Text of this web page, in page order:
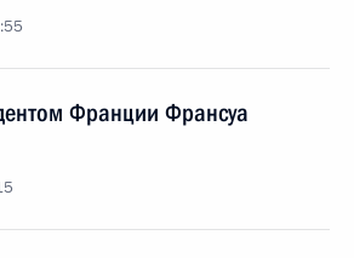
Франции Франсуа